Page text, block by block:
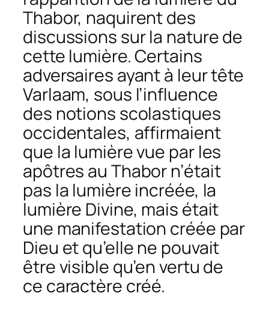
Thabor, naquirent des
discussions sur la nature de
cette lumière. Certains
adversaires ayant à leur tête
Varlaam, sous l’influence
des notions scolastiques
occidentales, affirmaient
que la lumière vue par les
apôtres au Thabor n’était
pas la lumière incréée, la
lumière Divine, mais était
une manifestation créée par
Dieu et qu’elle ne pouvait
être visible qu’en vertu de
ce caractère créé.